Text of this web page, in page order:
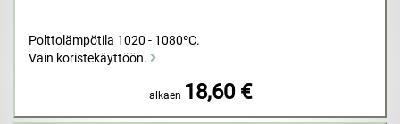
Polttolämpötila 1020 - 1080ºC.
Vain koristekäyttöön.
alkaen 18,60 €